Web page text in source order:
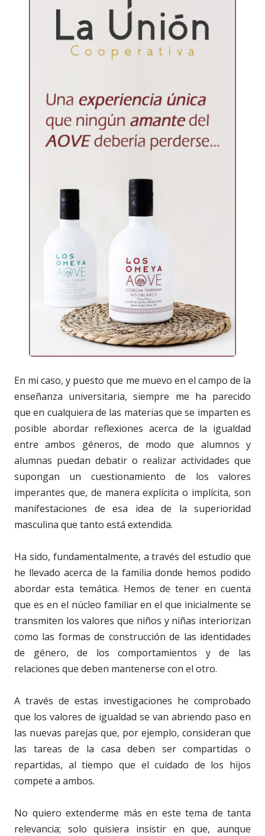
En mi caso, y puesto que me muevo en el campo de la
enseñanza universitaria, siempre me ha parecido
que en cualquiera de las materias que se imparten es
posible abordar reflexiones acerca de la igualdad
entre ambos géneros, de modo que alumnos y
alumnas puedan debatir o realizar actividades que
supongan un cuestionamiento de los valores
imperantes que, de manera explícita o implícita, son
manifestaciones de esa idea de la superioridad
masculina que tanto está extendida.
Ha sido, fundamentalmente, a través del estudio que
he llevado acerca de la familia donde hemos podido
abordar esta temática. Hemos de tener en cuenta
que es en el núcleo familiar en el que inicialmente se
transmiten los valores que niños y niñas interiorizan
como las formas de construcción de las identidades
de género, de los comportamientos y de las
relaciones que deben mantenerse con el otro.
A través de estas investigaciones he comprobado
que los valores de igualdad se van abriendo paso en
las nuevas parejas que, por ejemplo, consideran que
las tareas de la casa deben ser compartidas o
repartidas, al tiempo que el cuidado de los hijos
compete a ambos.
No quiero extenderme más en este tema de tanta
relevancia; solo quisiera insistir en que, aunque